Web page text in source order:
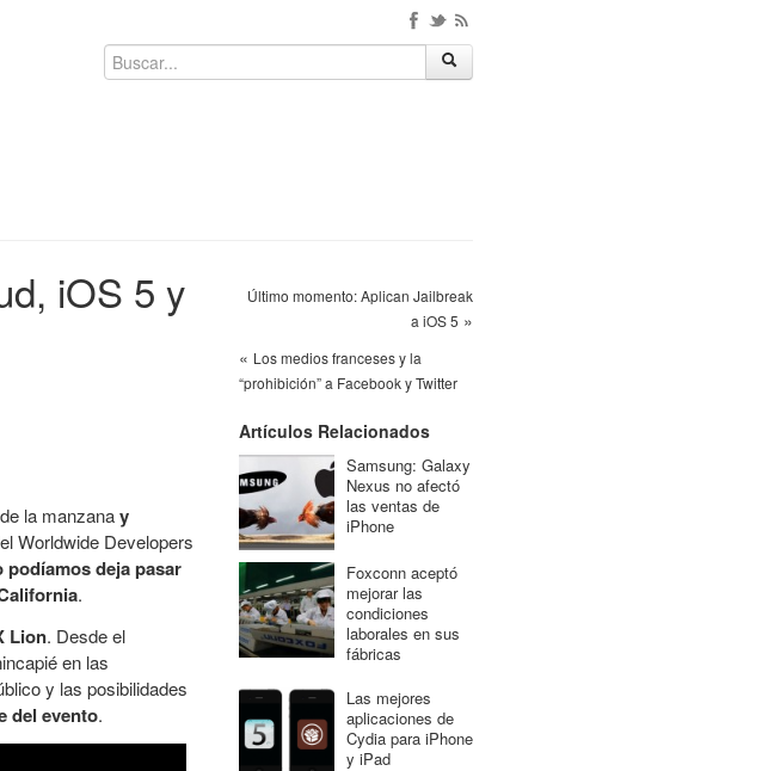
iOS 5 y
la manzanay
Worldwide Developers
podíamos deja pasar
.
Lion. Desde el
en las
y las posibilidades
del evento.
Último momento: Aplican Jailbreak
a iOS 5 »
« Los medios franceses y la
“prohibición” a Facebook y Twitter
Artículos Relacionados
Samsung: Galaxy
Nexus no afectó
las ventas de
iPhone
Foxconn aceptó
mejorar las
condiciones
laborales en sus
fábricas
Las mejores
aplicaciones de
Cydia para iPhone
y iPad